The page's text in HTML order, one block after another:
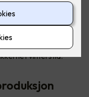
av elektriske
både boliger og
holdbarhet
gulvvarmesystemer
is- og
vinterstid.